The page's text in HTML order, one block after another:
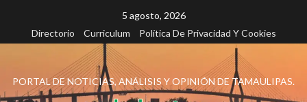
contenido
5 agosto, 2026
Directorio
Curriculum Política De Privacidad Y Cookies
PORTAL DE NOTICIAS, ANÁLISIS Y OPINIÓN DE TAMAULIPAS.